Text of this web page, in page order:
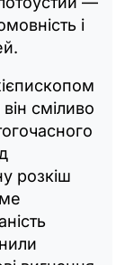
і
сміливо
розкіш